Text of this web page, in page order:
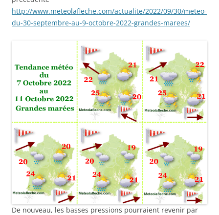
http://www.meteolafleche.com/actualite/2022/09/30/meteo-
du-30-septembre-au-9-octobre-2022-grandes-marees/
De nouveau, les basses pressions pourraient revenir par